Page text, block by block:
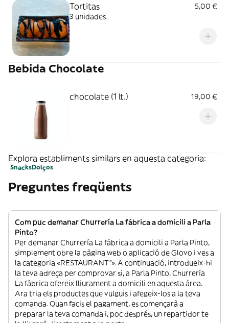
Tortitas
5,00 €
3 unidades
Bebida Chocolate
chocolate (1 lt.) 19,00 €
Explora establiments similars en aquesta categoria:
SnacksDolços
Preguntes freqüents
Com puc demanar Churrería La fábrica a domicili a Parla
Pinto?
Per demanar Churrería La fábrica a domicili a Parla Pinto,
simplement obre la pàgina web o aplicació de Glovo i ves a
la categoria «RESTAURANT”». A continuació, introdueix-hi
la teva adreça per comprovar si, a Parla Pinto, Churrería
La fábrica ofereix lliurament a domicili en aquesta àrea.
Ara tria els productes que vulguis i afegeix-los a la teva
comanda. Quan facis el pagament, es començarà a
preparar la teva comanda i, poc després, un repartidor te